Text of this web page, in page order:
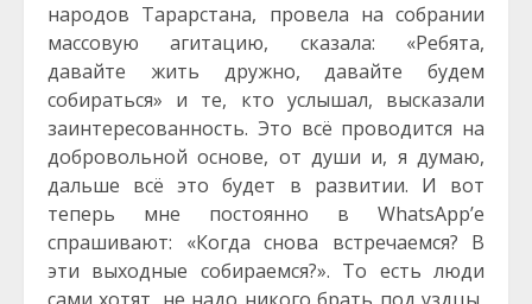
народов Тарарстана, провела на собрании
массовую агитацию, сказала: «Ребята,
давайте жить дружно, давайте будем
собираться» и те, кто услышал, высказали
заинтересованность. Это всё проводится на
добровольной основе, от души и, я думаю,
дальше всё это будет в развитии. И вот
теперь мне постоянно в WhatsApp’е
спрашивают: «Когда снова встречаемся? В
эти выходные собираемся?». То есть люди